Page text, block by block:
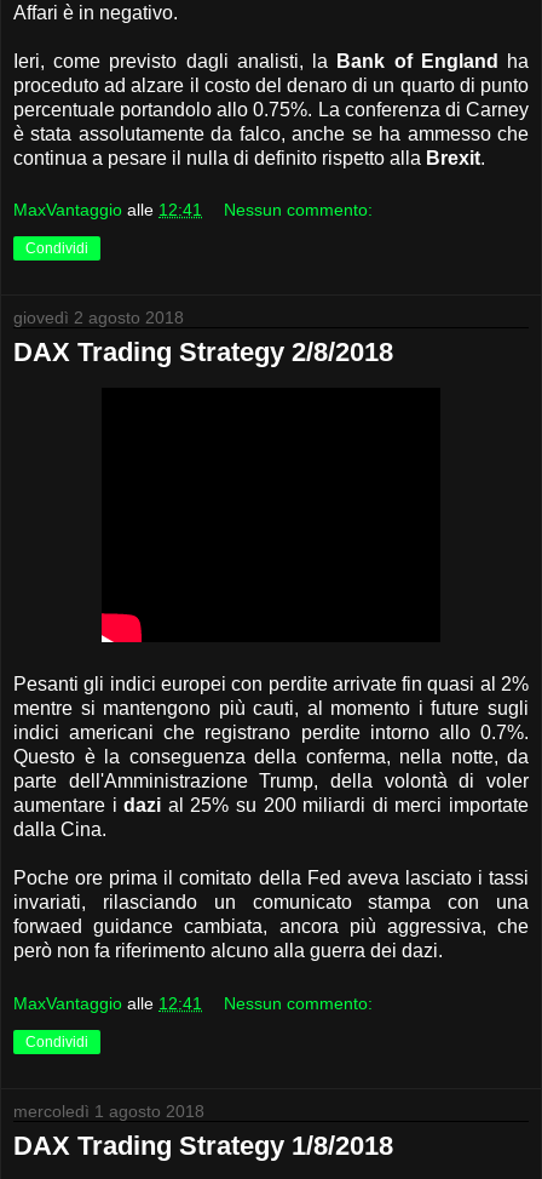
Affari è in negativo.
Ieri, come previsto dagli analisti, la Bank of England
ha
proceduto ad alzare il costo del denaro di un quarto di punto
percentuale portandolo allo 0.75%. La conferenza di Carney
è stata assolutamente da falco, anche se ha ammesso che
continua a pesare il nulla di definito rispetto alla Brexit.
MaxVantaggio alle 12:41 Nessun commento:
Condividi
giovedì 2 agosto 2018
DAX Trading Strategy 2/8/2018
Pesanti gli indici europei con perdite arrivate fin quasi al 2%
mentre si mantengono più cauti, al momento i future sugli
indici americani che registrano perdite intorno allo 0.7%.
Questo è la conseguenza della conferma, nella notte, da
parte dell'Amministrazione Trump, della volontà di voler
aumentare idazi al 25% su 200 miliardi di merci importate
dalla Cina.
Poche ore prima il comitato della Fed aveva lasciato i tassi
invariati, rilasciando un comunicato stampa con una
forwaed guidance cambiata, ancora più aggressiva, che
però non fa riferimento alcuno alla guerra dei dazi.
MaxVantaggio alle 12:41 Nessun commento:
Condividi
mercoledì 1 agosto 2018
DAX Trading Strategy 1/8/2018